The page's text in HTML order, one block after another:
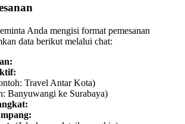
Anda mengisi format pemesanan
data berikut melalui chat:
Travel Antar Kota)
Banyuwangi ke Surabaya)